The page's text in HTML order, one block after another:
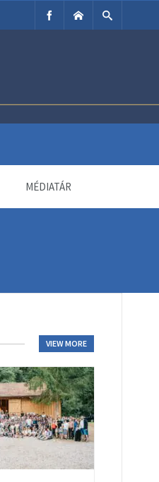
MÉDIATÁR
VIEW MORE